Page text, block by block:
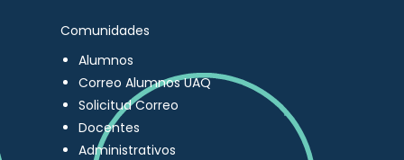
Comunidades
Alumnos
Correo Alumnos UAQ
Solicitud Correo
Docentes
Administrativos